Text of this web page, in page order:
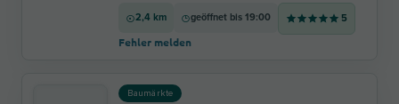
2,4 km geöffnet bis 19:00 5
Fehler melden
Baumärkte